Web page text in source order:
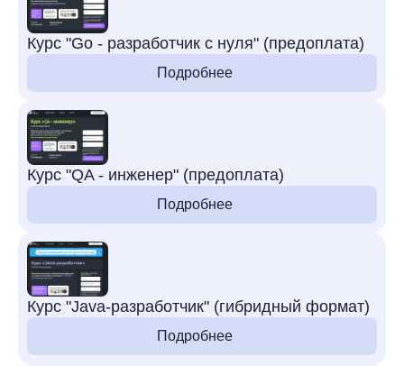
Курс "Go - разработчик с нуля" (предоплата)
Подробнее
Курс "QA - инженер" (предоплата)
Подробнее
Курс "Java-разработчик" (гибридный формат)
Подробнее